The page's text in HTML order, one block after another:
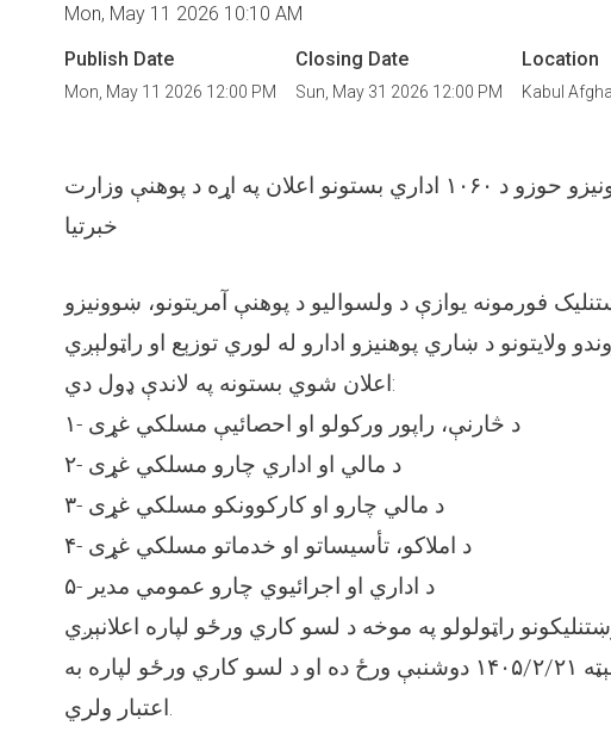
Mon, May 11 2026 10:10 AM
Publish Date
Mon, May 11 2026 12:00 PM
Closing Date
Sun, May 31 2026 12:00 PM
Location
Kabul
د ولسوالیو د پوهنې آمریتونو او ښوونیزو حوزو د ۱۰۶۰ اداري بستونو اعلان په اړه د پوهنې وزارت
خبرتیا
فورمونه یوازې د ولسوالیو د پوهنې آمریتونو، ښوونیزو
اعلان شوي بستونه په لاندې ډول دي:
۱- د څارنې، راپور ورکولو او احصائیې مسلکي غړی
۲- د مالي او اداري چارو مسلکي غړی
۳- د مالي چارو او کارکوونکو مسلکي غړی
۴- د املاکو، تأسیساتو او خدماتو مسلکي غړی
۵- د اداري او اجرائیوي چارو عمومي مدیر
د ذکر شویو بستونو د اعلان د پیل نېټه ۱۴۰۵/۲/۲۱ دوشنبې ورځ ده او د لسو کاري ورځو لپاره به